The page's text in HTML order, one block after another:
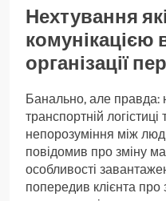
Нехтування
комунікацією
організації
Банально, але правда:
транспортній
непорозуміння між
повідомив про зміну
особливості
попередив клієнта про